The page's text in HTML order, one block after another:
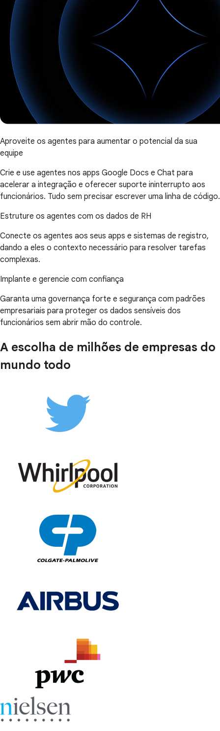
Aproveite os agentes para aumentar o potencial da sua
equipe
Crie e use agentes nos apps Google Docs e Chat para
acelerar a integração e oferecer suporte ininterrupto aos
funcionários. Tudo sem precisar escrever uma linha de código.
Estruture os agentes com os dados de RH
Conecte os agentes aos seus apps e sistemas de registro,
dando a eles o contexto necessário para resolver tarefas
complexas.
Implante e gerencie com confiança
Garanta uma governança forte e segurança com padrões
empresariais para proteger os dados sensíveis dos
funcionários sem abrir mão do controle.
A escolha de milhões de empresas do
mundo todo